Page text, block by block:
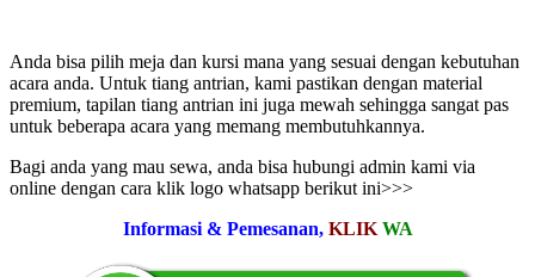
Anda bisa pilih meja dan kursi mana yang sesuai dengan kebutuhan
acara anda. Untuk tiang antrian, kami pastikan dengan material
premium, tapilan tiang antrian ini juga mewah sehingga sangat pas
untuk beberapa acara yang memang membutuhkannya.
Bagi anda yang mau sewa, anda bisa hubungi admin kami via
online dengan cara klik logo whatsapp berikut ini>>>
Informasi & Pemesanan, KLIK WA